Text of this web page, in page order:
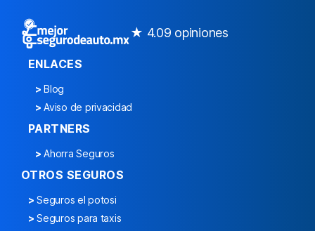
★ 4.09 opiniones
ENLACES
> Blog
> Aviso de privacidad
PARTNERS
> Ahorra Seguros
OTROS SEGUROS
> Seguros el potosi
> Seguros para taxis